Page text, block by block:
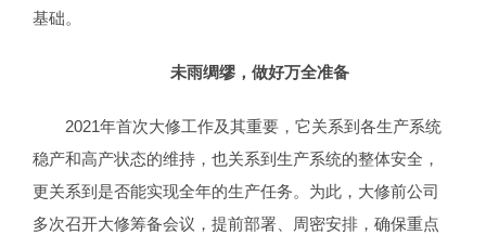
基础。
未雨绸缪，做好万全准备
2021年首次大修工作及其重要，它关系到各生产系统
稳产和高产状态的维持，也关系到生产系统的整体安全，
更关系到是否能实现全年的生产任务。为此，大修前公司
多次召开大修筹备会议，提前部署、周密安排，确保重点